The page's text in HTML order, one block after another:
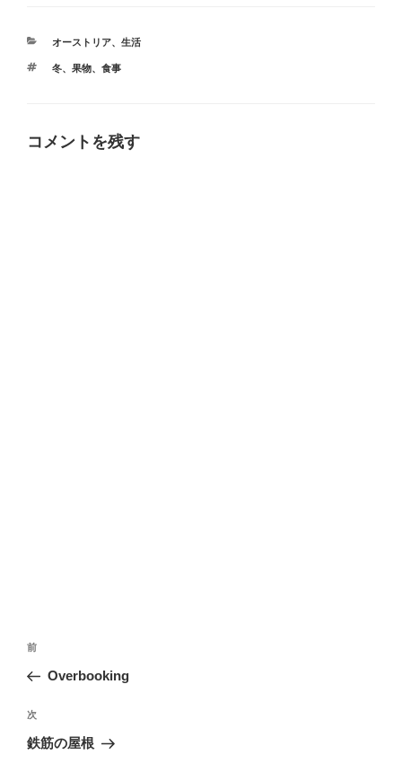
カ
ゴ
オーストリア、 生活
タ
冬、 果物、 食事
コメントを残す
投
ナ
ビ
ゲ
前
の
稿
前
Overbooking
次
の
次
鉄筋の屋根